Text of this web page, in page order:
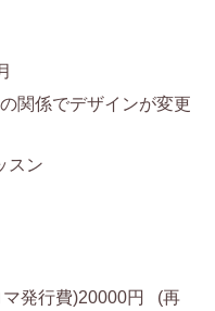
関係でデザインが変更
スン
発行費)20000円
(再